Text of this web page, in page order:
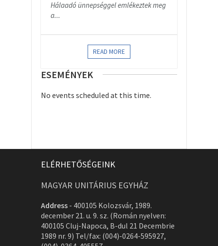
Hálaadó ünnepséggel emlékeztek meg
a...
READ MORE
ESEMÉNYEK
No events scheduled at this time.
ELÉRHETŐSÉGEINK
MAGYAR UNITÁRIUS EGYHÁZ
Address - 400105 Kolozsvár, 1989.
december 21. u. 9. sz. (Román nyelven:
400105 Cluj-Napoca, B-dul 21 Decembrie
1989 nr. 9) Tel/fax: (004)-0264-595927,